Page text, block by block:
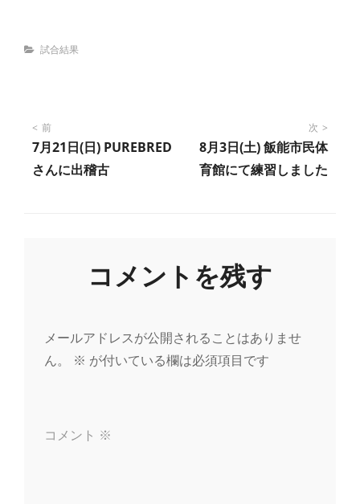
Categories
試合結果
投
稿
ー
ョ
前
7月21日(日) PUREBRED
さんに出稽古
次
8月3日(土) 飯能市民体
育館にて練習しました
コメントを残す
メールアドレスが公開されることはありませ
ん。
※ が付いている欄は必須項目です
コメント ※